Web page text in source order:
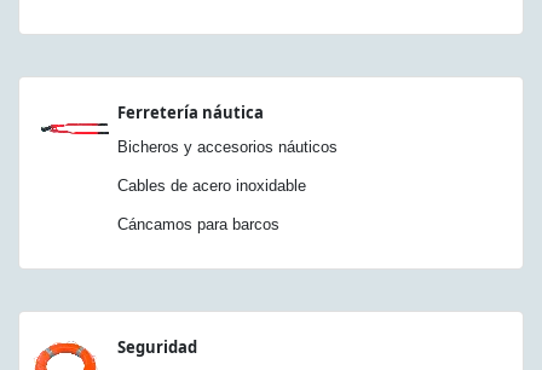
Ferretería náutica
Bicheros y accesorios náuticos
Cables de acero inoxidable
Cáncamos para barcos
Seguridad